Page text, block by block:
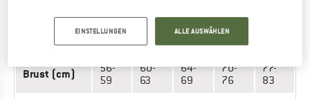
116 128 140 152
4-6 6-8 8-10 10-12
Brust (cm)
56-
59
60-
63
64-
69
70-
76
77-
83
EINSTELLUNGEN ALLE AUSWÄHLEN